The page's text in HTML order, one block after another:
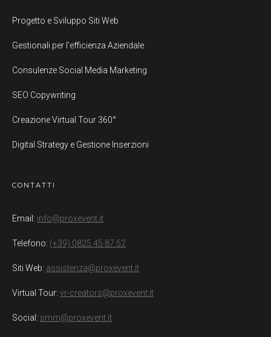
Progetto e Sviluppo Siti Web
Gestionali per l’efficienza Aziendale
Consulenze Social Media Marketing
SEO Copywriting
Creazione Virtual Tour 360°
Digital Strategy e Gestione Inserzioni
CONTATTI
Email: info@proxevent.it
Telefono: (+39) 0825 45 87 52
Siti Web: assistenza@proxevent.it
Virtual Tour: vr-creators@proxevent.it
Social: smm@proxevent.it